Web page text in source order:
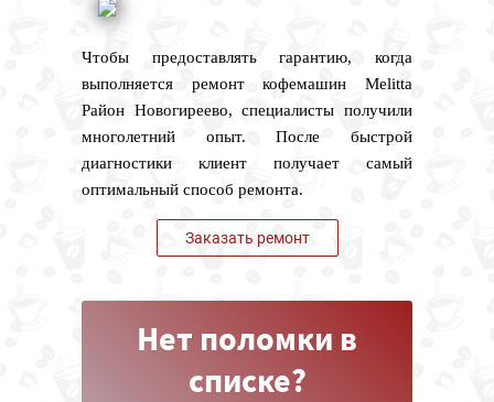
Чтобы предоставлять гарантию, когда
выполняется ремонт кофемашин Melitta
Район Новогиреево, специалисты получили
многолетний опыт. После быстрой
диагностики клиент получает самый
оптимальный способ ремонта.
Заказать ремонт
Нет поломки в
списке?